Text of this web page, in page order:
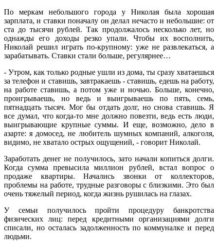
По меркам небольшого города у Николая была хорошая
зарплата, и ставки поначалу он делал нечасто и небольшие: от
ста до тысячи руб­лей. Так продолжалось несколько лет, но
однажды его доходы резко упали. Чтобы их восполнить,
Николай решил играть по-крупному: уже не развлекаться, а
зарабатывать. Ставки стали больше, регулярнее…
- Утром, как только родные ушли из дома, ты сразу хватаешься
за телефон и ставишь, завтракаешь - ставишь, едешь на работу,
на работе ставишь, а потом уже и ночью. Больше, конечно,
проигрываешь, но ведь и выигрываешь по пять, семь,
пятнадцать тысяч. Мог бы отдать долг, но снова ставишь. Я
все думал, что когда-то мне должно повезти, ведь есть люди,
выигрывающие крупные суммы. И еще, возможно, дело в
азарте: я домосед, не любитель шумных компаний, алкоголя,
видимо, не хватало острых ощущений, - говорит Николай.
Заработать денег не получилось, зато начали копиться долги.
Когда сумма превысила миллион рублей, встал вопрос о
продаже квартиры. Начались звонки от коллекторов,
проблемы на работе, трудные разговоры с близкими. Это был
очень тяжелый период, когда жизнь рушилась на глазах.
У семьи получилось пройти процедуру банкротства
физических лиц: перед кредитными организациями долги
списали, но осталась задолженность по коммуналке и перед
людьми.